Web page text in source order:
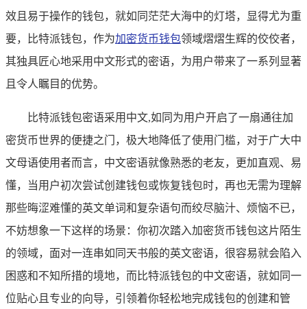
效且易于操作的钱包，就如同茫茫大海中的灯塔，显得尤为重
要，比特派钱包，作为加密货币钱包领域熠熠生辉的佼佼者，
其独具匠心地采用中文形式的密语，为用户带来了一系列显著
且令人瞩目的优势。
比特派钱包密语采用中文,如同为用户开启了一扇通往加
密货币世界的便捷之门，极大地降低了使用门槛，对于广大中
文母语使用者而言，中文密语就像熟悉的老友，更加直观、易
懂，当用户初次尝试创建钱包或恢复钱包时，再也无需为理解
那些晦涩难懂的英文单词和复杂语句而绞尽脑汁、烦恼不已，
不妨想象一下这样的场景：你初次踏入加密货币钱包这片陌生
的领域，面对一连串如同天书般的英文密语，很容易就会陷入
困惑和不知所措的境地，而比特派钱包的中文密语，就如同一
位贴心且专业的向导，引领着你轻松地完成钱包的创建和管